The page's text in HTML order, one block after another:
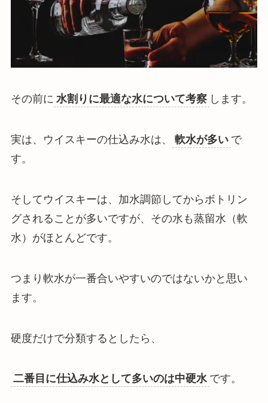
その前に 水割りに最適な水について考察 します。
実は、ウイスキーの仕込み水は、 軟水が多い で
す。
そしてウイスキーは、加水調節してからボトリン
グされることが多いですが、その水も蒸留水（軟
水）がほとんどです。
つまり 軟水が一番合いやすいのではないかと思い
ます。
硬度だけで分類するとしたら、
二番目に仕込み水として多いのは中硬水 です。